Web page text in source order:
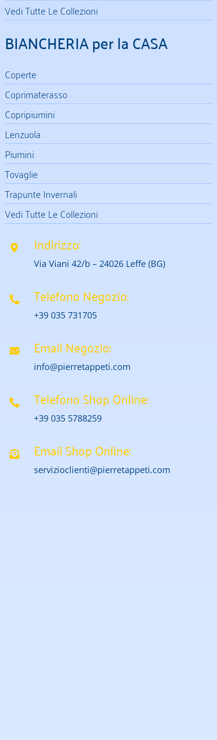
Vedi Tutte Le Collezioni
BIANCHERIA per la CASA
Coperte
Coprimaterasso
Copripiumini
Lenzuola
Piumini
Tovaglie
Trapunte Invernali
Vedi Tutte Le Collezioni
Indirizzo:
Via Viani 42/b – 24026 Leffe (BG)
Telefono Negozio:
+39 035 731705
Email Negozio:
info@pierretappeti.com
Telefono Shop Online:
+39 035 5788259
Email Shop Online:
servizioclienti@pierretappeti.com